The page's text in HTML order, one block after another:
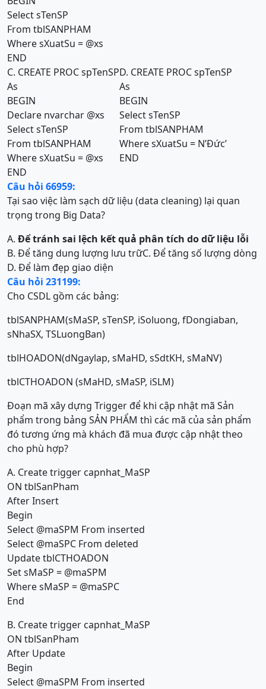
Select sTenSP
From tblSANPHAM
Where sXuatSu = @xs
END
C. CREATE PROC spTenSP
As
BEGIN
Declare nvarchar @xs
Select sTenSP
From tblSANPHAM
Where sXuatSu = @xs
END
D. CREATE PROC spTenSP
As
BEGIN
Select sTenSP
From tblSANPHAM
Where sXuatSu = N’Đức’
END
Câu hỏi 66959:
Tại sao việc làm sạch dữ liệu (data cleaning) lại quan
trọng trong Big Data?
A. Để tránh sai lệch kết quả phân tích do dữ liệu lỗi
B. Để tăng dung lượng lưu trữC. Để tăng số lượng dòng
D. Để làm đẹp giao diện
Câu hỏi 231199:
Cho CSDL gồm các bảng:
tblSANPHAM(sMaSP, sTenSP, iSoluong, fDongiaban,
sNhaSX, TSLuongBan)
tblHOADON(dNgaylap, sMaHD, sSdtKH, sMaNV)
tblCTHOADON (sMaHD, sMaSP, iSLM)
Đoạn mã xây dựng Trigger để khi cập nhật mã Sản
phẩm trong bảng SẢN PHẨM thì các mã của sản phẩm
đó tương ứng mà khách đã mua được cập nhật theo
cho phù hợp?
A. Create trigger capnhat_MaSP
ON tblSanPham
After Insert
Begin
Select @maSPM From inserted
Select @maSPC From deleted
Update tblCTHOADON
Set sMaSP = @maSPM
Where sMaSP = @maSPC
End
B. Create trigger capnhat_MaSP
ON tblSanPham
After Update
Begin
Select @maSPM From inserted